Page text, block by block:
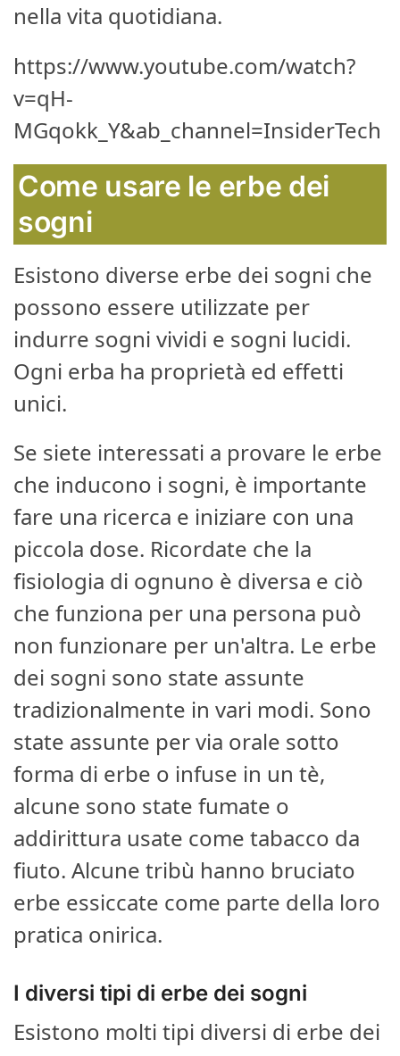
nella vita quotidiana.
https://www.youtube.com/watch?
v=qH-
MGqokk_Y&ab_channel=InsiderTech
Come usare le erbe dei
sogni
Esistono diverse erbe dei sogni che
possono essere utilizzate per
indurre sogni vividi e sogni lucidi.
Ogni erba ha proprietà ed effetti
unici.
Se siete interessati a provare le erbe
che inducono i sogni, è importante
fare una ricerca e iniziare con una
piccola dose. Ricordate che la
fisiologia di ognuno è diversa e ciò
che funziona per una persona può
non funzionare per un'altra. Le erbe
dei sogni sono state assunte
tradizionalmente in vari modi. Sono
state assunte per via orale sotto
forma di erbe o infuse in un tè,
alcune sono state fumate o
addirittura usate come tabacco da
fiuto. Alcune tribù hanno bruciato
erbe essiccate come parte della loro
pratica onirica.
I diversi tipi di erbe dei sogni
Esistono molti tipi diversi di erbe dei